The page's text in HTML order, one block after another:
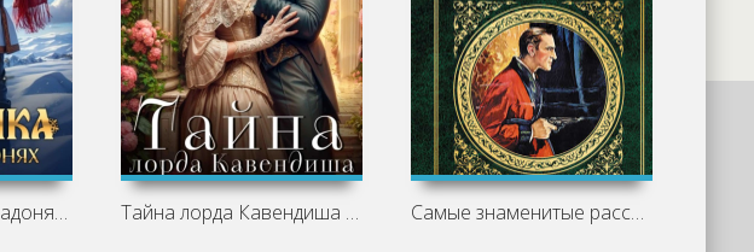
Снежинка в моих ладонях - Мотя Губина Тайна лорда Кавендиша - Татьяна Ма Самые знаменитые расследования Шерлока